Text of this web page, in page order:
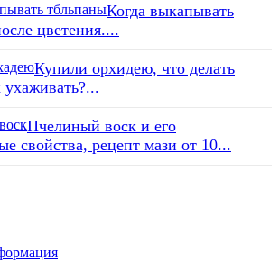
Когда выкапывать
цветения....
Купили орхидею, что делать
Пчелиный воск и его
свойства, рецепт мази от 10...